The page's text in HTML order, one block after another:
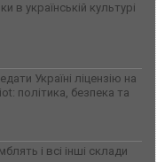
в українській культурі
Україні ліцензію на
політика, безпека та
і всі інші склади